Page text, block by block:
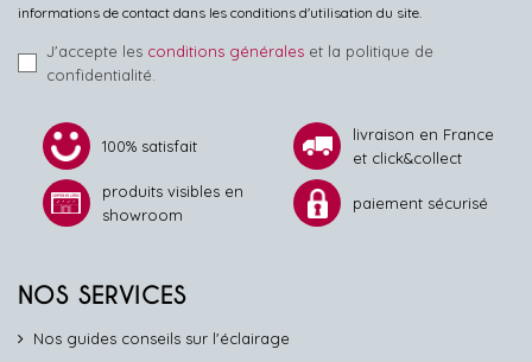
informations de contact dans les conditions d'utilisation du site.
J'accepte les conditions générales et la politique de
confidentialité.
100% satisfait
livraison en France
et click&collect
produits visibles en
showroom
paiement sécurisé
NOS SERVICES
Nos guides conseils sur l'éclairage